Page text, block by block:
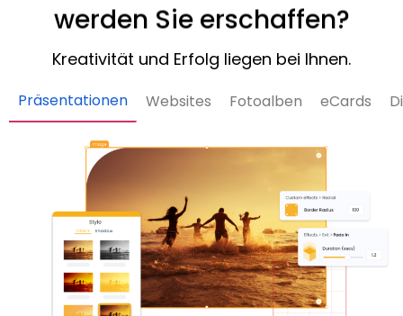
werden Sie erschaffen?
Kreativität und Erfolg liegen bei Ihnen.
Präsentationen Websites Fotoalben eCards